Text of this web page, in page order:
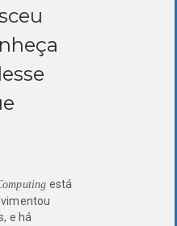
está
e há